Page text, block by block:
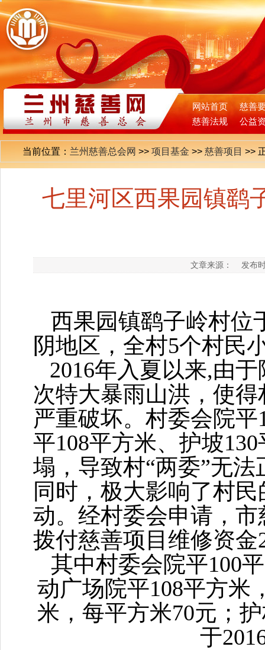
网站首页
慈善
慈善法规
公益
当前位置： 兰州慈善总会网 >> 项目基金 >> 慈善项目 >>
七里河区西果园镇鹞
文章来源： 发布
西果园镇鹞子岭村位
阴地区，全村5个村民
2016年入夏以来,由于
次特大暴雨山洪，使
严重破坏。村委会院平
平108平方米、护坡130
塌，导致村“两委”无法
同时，极大影响了村
动。经村委会申请，
拨付慈善项目维修资金
其中村委会院平100
动广场院平108平方米
米，每平方米70元；
于